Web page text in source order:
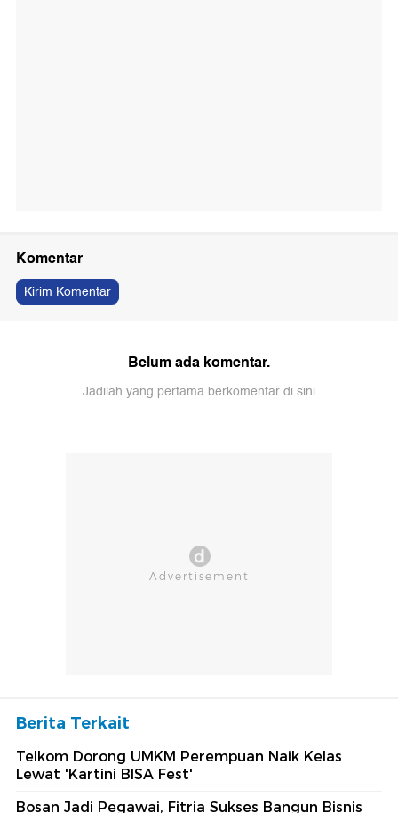
Komentar
Kirim Komentar
Belum ada komentar.
Jadilah yang pertama berkomentar di sini
Berita Terkait
Telkom Dorong UMKM Perempuan Naik Kelas
Lewat 'Kartini BISA Fest'
Bosan Jadi Pegawai, Fitria Sukses Bangun Bisnis